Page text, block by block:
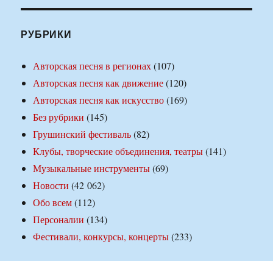
РУБРИКИ
Авторская песня в регионах(107)
Авторская песня как движение(120)
Авторская песня как искусство(169)
Без рубрики (145)
Грушинский фестиваль(82)
Клубы, творческие объединения, театры(141)
Музыкальные инструменты(69)
Новости (42 062)
Обо всем(112)
Персоналии (134)
Фестивали, конкурсы, концерты(233)